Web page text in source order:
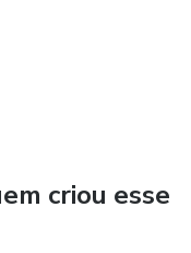
criou esse